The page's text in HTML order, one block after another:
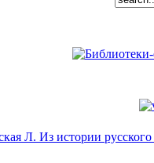
Л. Из истории